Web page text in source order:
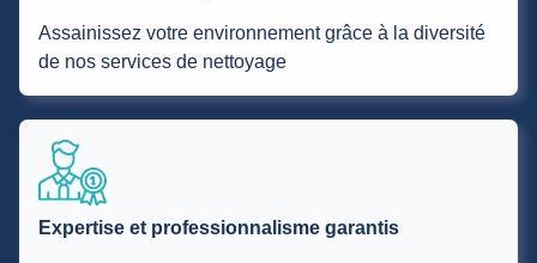
Assainissez votre environnement grâce à la diversité
de nos services de nettoyage
Expertise et professionnalisme garantis